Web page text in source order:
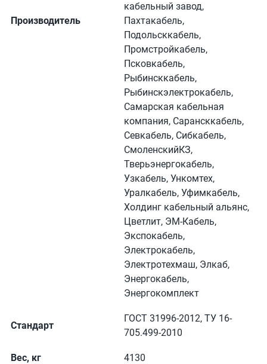
Производитель
кабельный завод,
Пахтакабель,
Подольсккабель,
Промстройкабель,
Псковкабель,
Рыбинсккабель,
Рыбинскэлектрокабель,
Самарская кабельная
компания, Сарансккабель,
Севкабель, Сибкабель,
СмоленскийКЗ,
Тверьэнергокабель,
Узкабель, Ункомтех,
Уралкабель, Уфимкабель,
Холдинг кабельный альянс,
Цветлит, ЭМ-Кабель,
Экспокабель,
Электрокабель,
Электротехмаш, Элкаб,
Энергокабель,
Энергокомплект
Стандарт
ГОСТ 31996-2012, ТУ 16-
705.499-2010
Вес, кг 4130